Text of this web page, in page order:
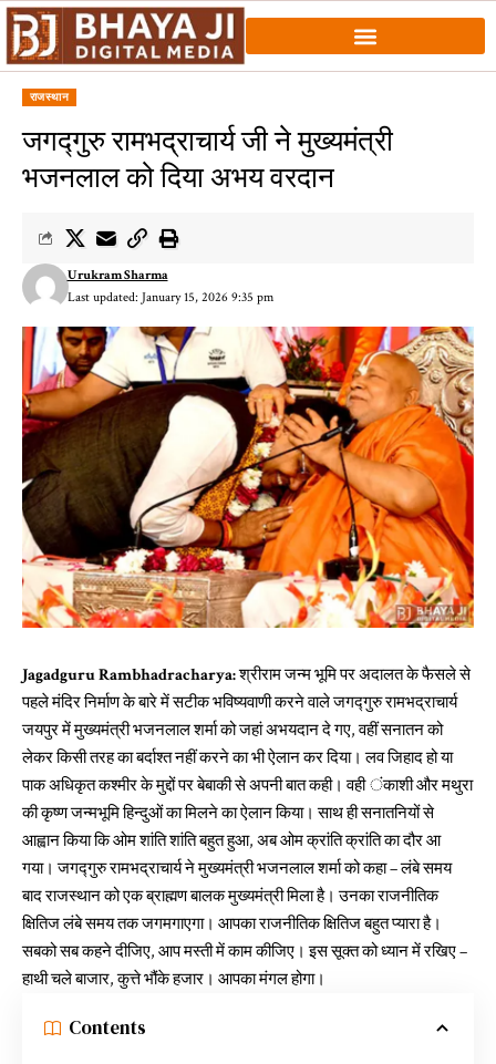
राजस्थान
जगद्गुरु रामभद्राचार्य जी ने मुख्यमंत्री
भजनलाल को दिया अभय वरदान
Last updated: January 15, 2026 9:35 pm
Urukram Sharma
Jagadguru Rambhadracharya:श्रीराम जन्म भूमि पर अदालत के फैसले से
पहले मंदिर निर्माण के बारे में सटीक भविष्यवाणी करने वाले जगद्गुरु रामभद्राचार्य
जयपुर में मुख्यमंत्री भजनलाल शर्मा को जहां अभयदान दे गए, वहीं सनातन को
लेकर किसी तरह का बर्दाश्त नहीं करने का भी ऐलान कर दिया। लव जिहाद हो या
पाक अधिकृत कश्मीर के मुद्दों पर बेबाकी से अपनी बात कही। वही ंकाशी और मथुरा
की कृष्ण जन्मभूमि हिन्दुओं का मिलने का ऐलान किया। साथ ही सनातनियों से
आह्वान किया कि ओम शांति शांति बहुत हुआ, अब ओम क्रांति क्रांति का दौर आ
गया। जगद्गुरु रामभद्राचार्य ने मुख्यमंत्री भजनलाल शर्मा को कहा – लंबे समय
बाद राजस्थान को एक ब्राह्मण बालक मुख्यमंत्री मिला है। उनका राजनीतिक
क्षितिज लंबे समय तक जगमगाएगा। आपका राजनीतिक क्षितिज बहुत प्यारा है।
सबको सब कहने दीजिए, आप मस्ती में काम कीजिए। इस सूक्त को ध्यान में रखिए –
हाथी चले बाजार, कुत्ते भौंके हजार। आपका मंगल होगा।
Contents